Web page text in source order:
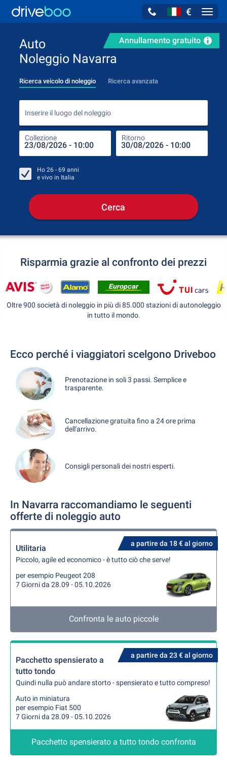
€
Annullamento gratuito
Auto
Noleggio Navarra
Ricerca veicolo di noleggio Ricerca avanzata
Inserire il luogo del noleggio
Collezione Ritorno
Ho 26 - 69 anni
e vivo in Italia
Cerca
Risparmia grazie al confronto dei prezzi
Oltre 900 società di noleggio in più di 85.000 stazioni di autonoleggio
in tutto il mondo.
Ecco perché i viaggiatori scelgono Driveboo
Prenotazione in soli 3 passi. Semplice e
trasparente.
Cancellazione gratuita fino a 24 ore prima
dell'arrivo.
Consigli personali dei nostri esperti.
In Navarra raccomandiamo le seguenti
offerte di noleggio auto
a partire da 18 € al giorno
Utilitaria
Piccolo, agile ed economico - è tutto ciò che serve!
per esempio Peugeot 208
7 Giorni da 28.09 - 05.10.2026
Confronta le auto piccole
a partire da 23 € al giorno
Pacchetto spensierato a
tutto tondo
Quindi nulla può andare storto - spensierato e tutto compreso!
Auto in miniatura
per esempio Fiat 500
7 Giorni da 28.09 - 05.10.2026
Pacchetto spensierato a tutto tondo confronta